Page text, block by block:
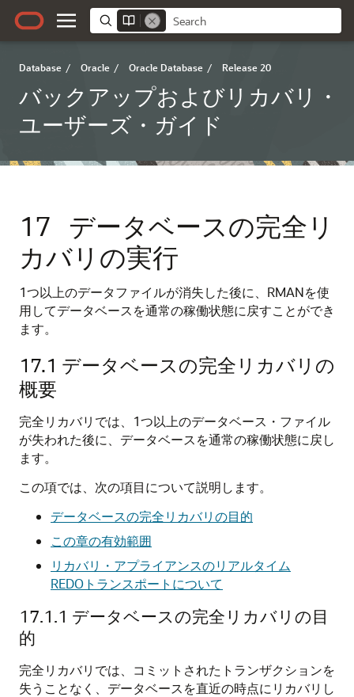
Database / Oracle / Oracle Database / Release 20
バックアップおよびリカバリ・
ユーザーズ・ガイド
17 データベースの完全リ
カバリの実行
1つ以上のデータファイルが消失した後に、RMANを使
用してデータベースを通常の稼働状態に戻すことができ
ます。
17.1 データベースの完全リカバリの
概要
完全リカバリでは、1つ以上のデータベース・ファイル
が失われた後に、データベースを通常の稼働状態に戻し
ます。
この項では、次の項目について説明します。
データベースの完全リカバリの目的
この章の有効範囲
リカバリ・アプライアンスのリアルタイム
REDOトランスポートについて
17.1.1 データベースの完全リカバリの目
的
完全リカバリでは、コミットされたトランザクションを
失うことなく、データベースを直近の時点にリカバリし